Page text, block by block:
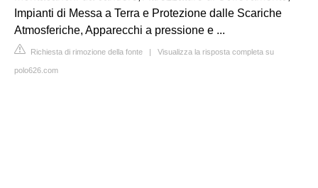
Impianti di Messa a Terra e Protezione dalle Scariche
Atmosferiche, Apparecchi a pressione e ...
Richiesta di rimozione della fonte | Visualizza la risposta completa su
polo626.com